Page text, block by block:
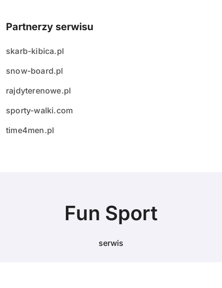
Partnerzy serwisu
skarb-kibica.pl
snow-board.pl
rajdyterenowe.pl
sporty-walki.com
time4men.pl
Fun Sport
serwis